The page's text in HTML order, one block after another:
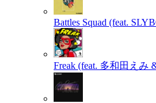
Battles Squad (feat.
Freak (feat. 多和田えみ